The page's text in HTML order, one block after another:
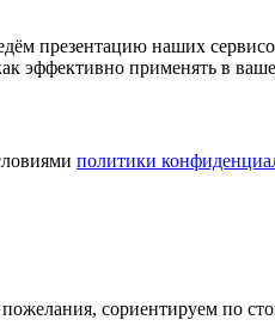
презентацию наших
эффективно применять в
политики
сориентируем по